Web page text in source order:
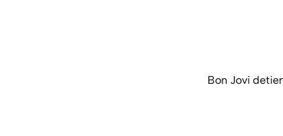
Bon Jovi